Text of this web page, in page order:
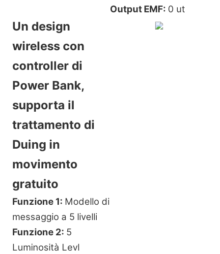
Output EMF: 0 ut
Un design
wireless con
controller di
Power Bank,
supporta il
trattamento di
Duing in
movimento
gratuito
Funzione 1: Modello di
messaggio a 5 livelli
Funzione 2: 5
Luminosità Levl